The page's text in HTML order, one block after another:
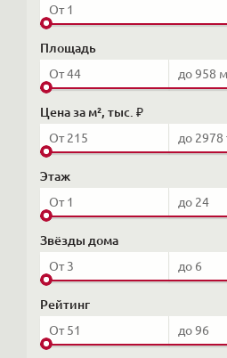
Площадь
Цена за м², тыс. ₽
Этаж
Звёзды дома
Рейтинг